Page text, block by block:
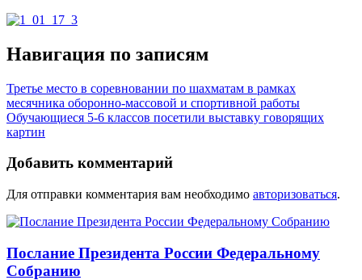
Навигация по записям
Третье место в соревновании по шахматам в рамках
месячника оборонно-массовой и спортивной работы
Обучающиеся 5-6 классов посетили выставку говорящих
картин
Добавить комментарий
Для отправки комментария вам необходимо авторизоваться.
Послание Президента России Федеральному
Собранию